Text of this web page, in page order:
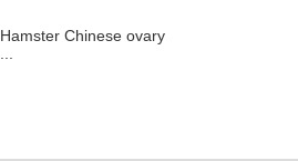
Hamster Chinese ovary